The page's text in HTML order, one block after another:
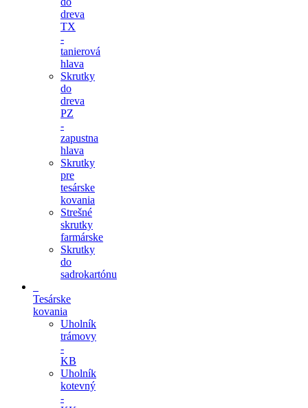
dreva
TX
-
tanierová
hlava
Skrutky
do
dreva
PZ
-
zapustna
hlava
Skrutky
pre
tesárske
kovania
Strešné
skrutky
farmárske
Skrutky
do
sadrokartónu
Tesárske
kovania
Uholník
trámovy
-
KB
Uholník
kotevný
-